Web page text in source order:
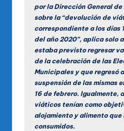
por la Dirección General
sobre la “devolución de
correspondiente a los días
del año 2020”, aplica solo
estaba previsto regresar
de la celebración de las
Municipales y que regresó
suspensión de las mismas
16 de febrero. Igualmente,
viáticos tenían como
alojamiento y alimento que
consumidos.